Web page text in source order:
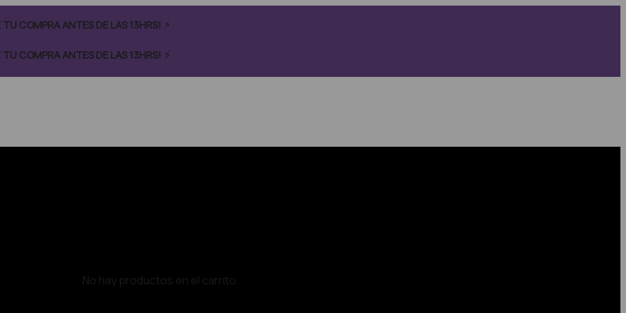
COMPRA ANTES DE LAS 13HRS! ⚡
COMPRA ANTES DE LAS 13HRS! ⚡
No hay productos en el carrito.